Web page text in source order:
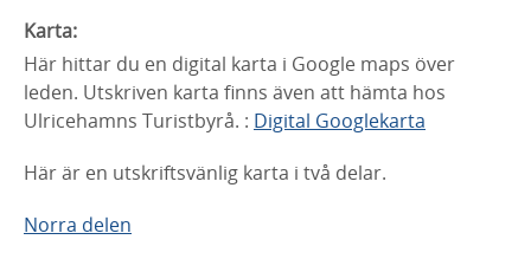
Karta:
Här hittar du en digital karta i Google maps över
leden. Utskriven karta finns även att hämta hos
Ulricehamns Turistbyrå. : Digital Googlekarta
Här är en utskriftsvänlig karta i två delar.
Norra delen